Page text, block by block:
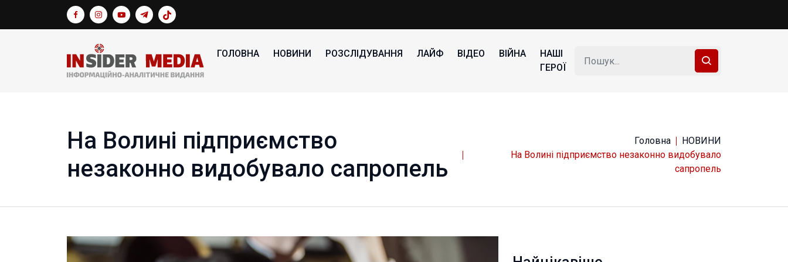
ГОЛОВНА НОВИНИ РОЗСЛІДУВАННЯ ЛАЙФ ВІДЕО ВІЙНА
НАШІ
ГЕРОЇ
На Волині підприємство
незаконно видобувало сапропель
Головна
НОВИНИ
На Волині підприємство незаконно видобувало
сапропель